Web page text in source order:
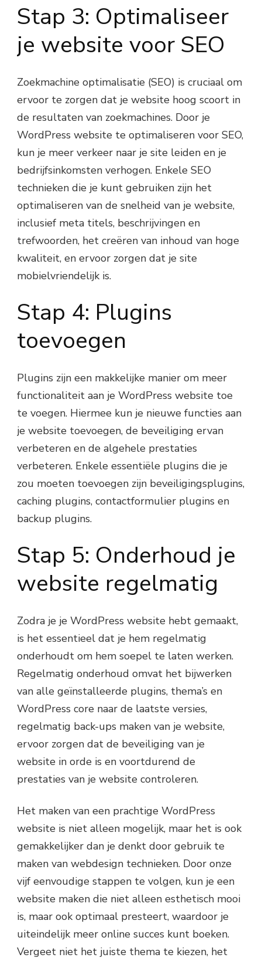
Stap 3: Optimaliseer
je website voor SEO
Zoekmachine optimalisatie (SEO) is cruciaal om
ervoor te zorgen dat je website hoog scoort in
de resultaten van zoekmachines. Door je
WordPress website te optimaliseren voor SEO,
kun je meer verkeer naar je site leiden en je
bedrijfsinkomsten verhogen. Enkele SEO
technieken die je kunt gebruiken zijn het
optimaliseren van de snelheid van je website,
inclusief meta titels, beschrijvingen en
trefwoorden, het creëren van inhoud van hoge
kwaliteit, en ervoor zorgen dat je site
mobielvriendelijk is.
Stap 4: Plugins
toevoegen
Plugins zijn een makkelijke manier om meer
functionaliteit aan je WordPress website toe
te voegen. Hiermee kun je nieuwe functies aan
je website toevoegen, de beveiliging ervan
verbeteren en de algehele prestaties
verbeteren. Enkele essentiële plugins die je
zou moeten toevoegen zijn beveiligingsplugins,
caching plugins, contactformulier plugins en
backup plugins.
Stap 5: Onderhoud je
website regelmatig
Zodra je je WordPress website hebt gemaakt,
is het essentieel dat je hem regelmatig
onderhoudt om hem soepel te laten werken.
Regelmatig onderhoud omvat het bijwerken
van alle geïnstalleerde plugins, thema’s en
WordPress core naar de laatste versies,
regelmatig back-ups maken van je website,
ervoor zorgen dat de beveiliging van je
website in orde is en voortdurend de
prestaties van je website controleren.
Het maken van een prachtige WordPress
website is niet alleen mogelijk, maar het is ook
gemakkelijker dan je denkt door gebruik te
maken van webdesign technieken. Door onze
vijf eenvoudige stappen te volgen, kun je een
website maken die niet alleen esthetisch mooi
is, maar ook optimaal presteert, waardoor je
uiteindelijk meer online succes kunt boeken.
Vergeet niet het juiste thema te kiezen, het